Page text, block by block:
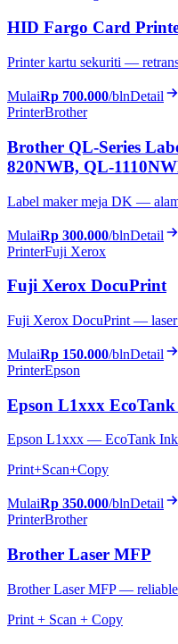
HID Fargo Card
Printer kartu sekuriti —
MulaiRp 700.000/blnDetail
PrinterBrother
Brother QL-Series
820NWB, QL-
Label maker meja DK —
MulaiRp 300.000/blnDetail
PrinterFuji Xerox
Fuji Xerox DocuPrint
Fuji Xerox DocuPrint — laser
MulaiRp 150.000/blnDetail
PrinterEpson
Epson L1xxx EcoTank
Epson L1xxx — EcoTank
Print+Scan+Copy
MulaiRp 350.000/blnDetail
PrinterBrother
Brother Laser MFP
Brother Laser MFP —
Print + Scan + Copy